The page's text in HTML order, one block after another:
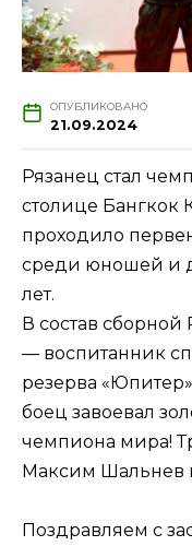
ОПУБЛИКОВАНО
21.09.2024
Рязанец стал
столице Бангкок
проходило
среди юношей и
лет.
В состав
— воспитанник
резерва
боец завоевал
чемпиона мира!
Максим Шальнев
Поздравляем с